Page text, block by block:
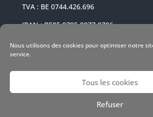
Nous utilisons des cookies pour optimiser notre
service.
Tous les cookies
Refuser
TVA : BE 0744.426.696
IBAN : BE85 9795 8877 0706
BIC : ARSPBE22
© 2021 Revendeur Apple Pomme-z -